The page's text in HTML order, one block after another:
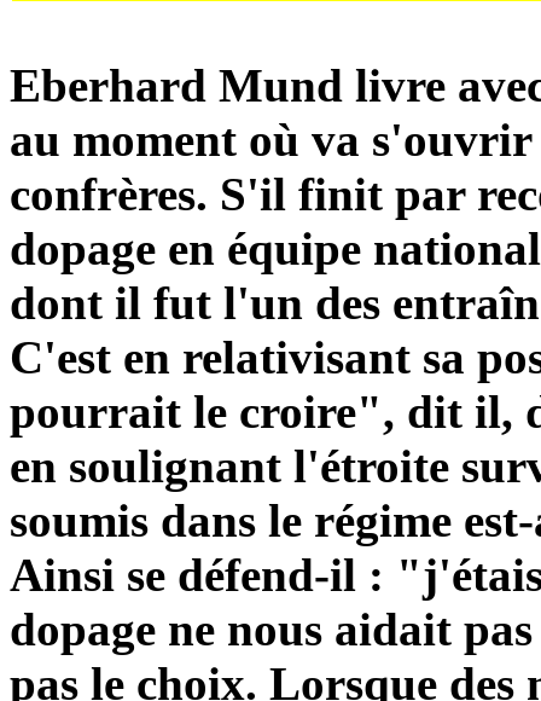
Eberhard Mund livre
au moment où va s'ouvrir
confrères. S'il finit par
dopage en équipe
dont il fut l'un des
C'est en relativisant sa
pourrait le croire", dit il,
en soulignant l'étroite
soumis dans le régime
Ainsi se défend-il :
dopage ne nous aidait
pas le choix. Lorsque des